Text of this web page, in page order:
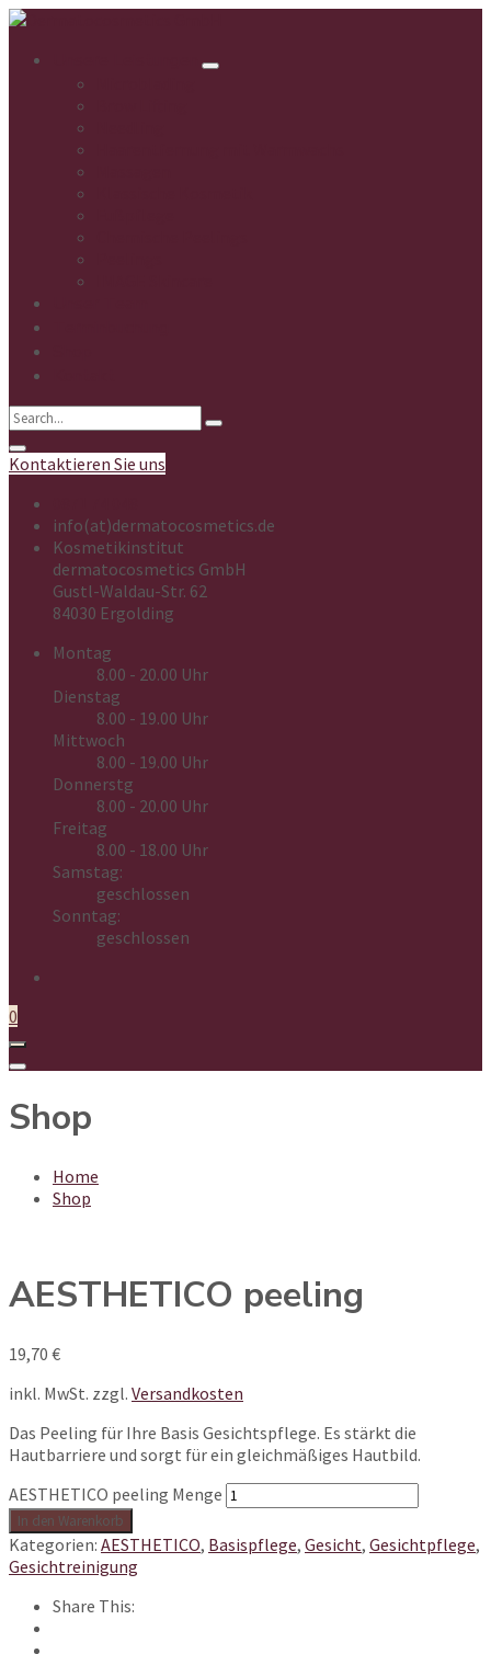
Kontaktieren Sie uns
info(at)dermatocosmetics.de
Kosmetikinstitut
dermatocosmetics GmbH
Gustl-Waldau-Str. 62
84030 Ergolding
Montag
8.00 - 20.00 Uhr
Dienstag
8.00 - 19.00 Uhr
Mittwoch
8.00 - 19.00 Uhr
Donnerstg
8.00 - 20.00 Uhr
Freitag
8.00 - 18.00 Uhr
Samstag:
geschlossen
Sonntag:
geschlossen
0
Shop
Home
Shop
AESTHETICO peeling
19,70 €
inkl. MwSt. zzgl. Versandkosten
Das Peeling für Ihre Basis Gesichtspflege. Es stärkt die
Hautbarriere und sorgt für ein gleichmäßiges Hautbild.
AESTHETICO peeling Menge
In den Warenkorb
Kategorien: AESTHETICO, Basispflege, Gesicht, Gesichtpflege,
Gesichtreinigung
Share This: